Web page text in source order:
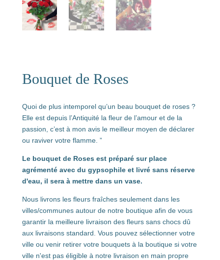
Bouquet de Roses
Quoi de plus intemporel qu’un beau bouquet de roses ?
Elle est depuis l’Antiquité la fleur de l’amour et de la
passion, c’est à mon avis le meilleur moyen de déclarer
ou raviver votre flamme. ”
Le bouquet de Roses est préparé sur place
agrémenté avec du gypsophile et livré sans réserve
d'eau, il sera à mettre dans un vase.
Nous livrons les fleurs fraîches seulement dans les
villes/communes autour de notre boutique afin de vous
garantir la meilleure livraison des fleurs sans chocs dû
aux livraisons standard. Vous pouvez sélectionner votre
ville ou venir retirer votre bouquets à la boutique si votre
ville n'est pas éligible à notre livraison en main propre